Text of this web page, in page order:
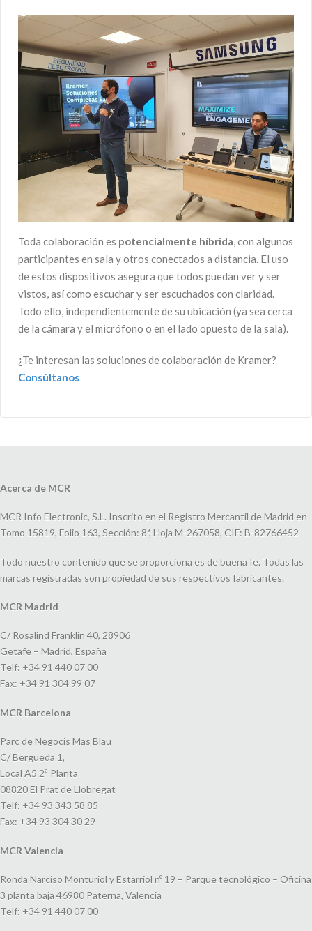
Toda colaboración es potencialmente híbrida, con algunos
participantes en sala y otros conectados a distancia. El uso
de estos dispositivos asegura que todos puedan ver y ser
vistos, así como escuchar y ser escuchados con claridad.
Todo ello, independientemente de su ubicación (ya sea cerca
de la cámara y el micrófono o en el lado opuesto de la sala).
¿Te interesan las soluciones de colaboración de Kramer?
Consúltanos
Acerca de MCR
MCR Info Electronic, S.L. Inscrito en el Registro Mercantil de Madrid en
Tomo 15819, Folio 163, Sección: 8ª, Hoja M-267058, CIF: B-82766452
Todo nuestro contenido que se proporciona es de buena fe. Todas las
marcas registradas son propiedad de sus respectivos fabricantes.
MCR Madrid
C/ Rosalind Franklin 40, 28906
Getafe – Madrid, España
Telf: +34 91 440 07 00
Fax: +34 91 304 99 07
MCR Barcelona
Parc de Negocis Mas Blau
C/ Bergueda 1,
Local A5 2ª Planta
08820 El Prat de Llobregat
Telf: +34 93 343 58 85
Fax: +34 93 304 30 29
MCR Valencia
Ronda Narciso Monturiol y Estarriol nº 19 – Parque tecnológico – Oficina
3 planta baja 46980 Paterna, Valencia
Telf: +34 91 440 07 00